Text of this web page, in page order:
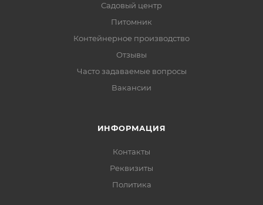
Садовый центр
Питомник
Контейнерное производство
Отзывы
Часто задаваемые вопросы
Вакансии
ИНФОРМАЦИЯ
Контакты
Реквизиты
Политика